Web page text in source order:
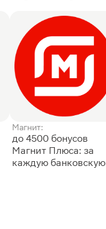
Магнит:
до 4500 бонусов
Магнит Плюса: за
каждую банковскую